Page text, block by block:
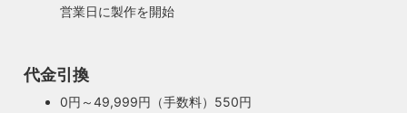
もしもの時も安心・製作担当者が修理を行いま
100年近く前のソケットも復活・特殊な絶縁体
ト。何十年、時には100年近く前のソケットシェルを使うこ
ともあります。ところが100年近く前のソケットに使われて
いたインシュレーター（絶縁体）はご覧の通り炭化してボロ
営業日に製作を開始
代金引換
0円～49,999円（手数料）550円